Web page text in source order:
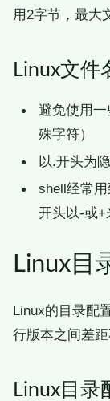
用2字节，最大
Linux文件
避免使用
殊字符）
以.开头为
shell经常
开头以-或+
Linux目
Linux的目录配
行版本之间差距
Linux目录